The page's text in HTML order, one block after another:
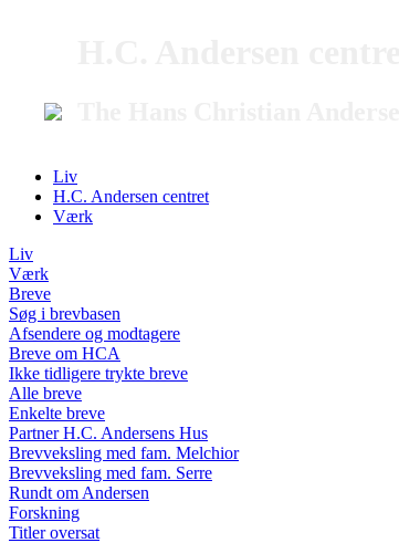
Liv
H.C. Andersen centret
Værk
Liv
Værk
Breve
Søg i brevbasen
Afsendere og modtagere
Breve om HCA
Ikke tidligere trykte breve
Alle breve
Enkelte breve
Partner H.C. Andersens Hus
Brevveksling med fam. Melchior
Brevveksling med fam. Serre
Rundt om Andersen
Forskning
Titler oversat